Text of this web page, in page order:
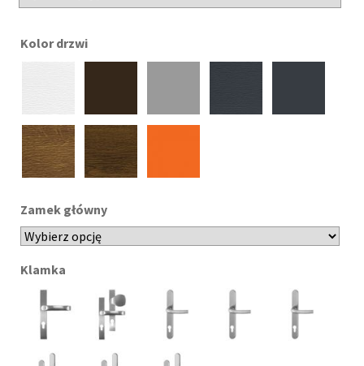
Kolor drzwi
Zamek główny
Klamka